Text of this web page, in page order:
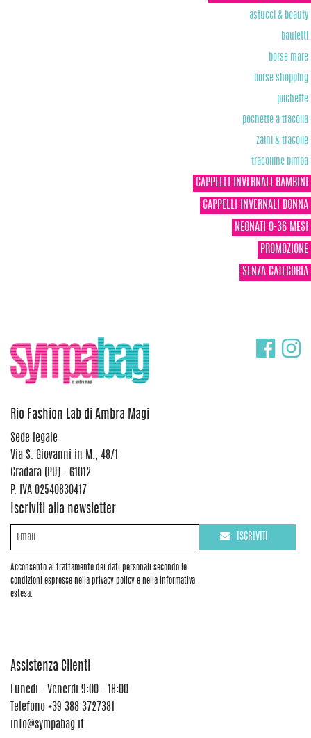
astucci & beauty
bauletti
borse mare
borse shopping
pochette
pochette a tracolla
zaini & tracolle
tracolline bimba
CAPPELLI INVERNALI BAMBINI
CAPPELLI INVERNALI DONNA
NEONATI 0-36 MESI
PROMOZIONE
SENZA CATEGORIA
Rio Fashion Lab di Ambra Magi
Sede legale
Via S. Giovanni in M., 48/1
Gradara (PU) - 61012
P. IVA 02540830417
Iscriviti alla newsletter
Acconsento al trattamento dei dati personali secondo le
condizioni espresse nella privacy policy e nella informativa
estesa.
ISCRIVITI
Assistenza Clienti
Lunedi - Venerdi 9:00 - 18:00
Telefono +39 388 3727381
info@sympabag.it